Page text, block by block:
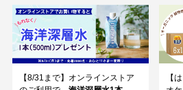
【8/31まで】オンラインストア
【